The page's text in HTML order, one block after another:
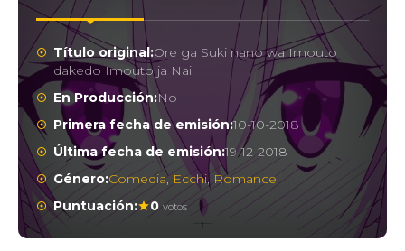
Título original:Ore ga Suki nano wa Imouto
dakedo Imouto ja Nai
En Producción:No
Primera fecha de emisión:10-10-2018
Última fecha de emisión:19-12-2018
Género:Comedia, Ecchi, Romance
Puntuación:
0 votos